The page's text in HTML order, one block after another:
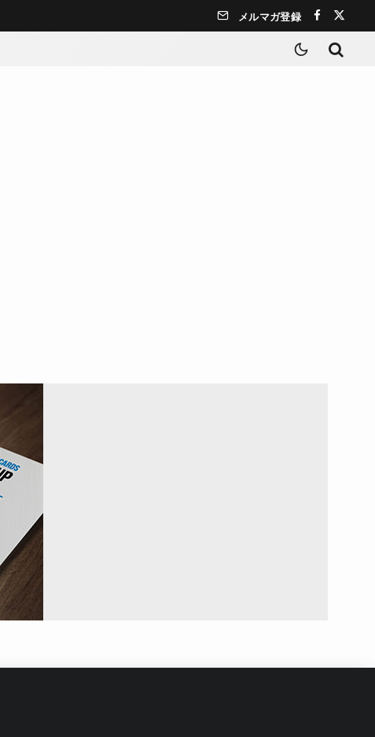
メルマガ登録